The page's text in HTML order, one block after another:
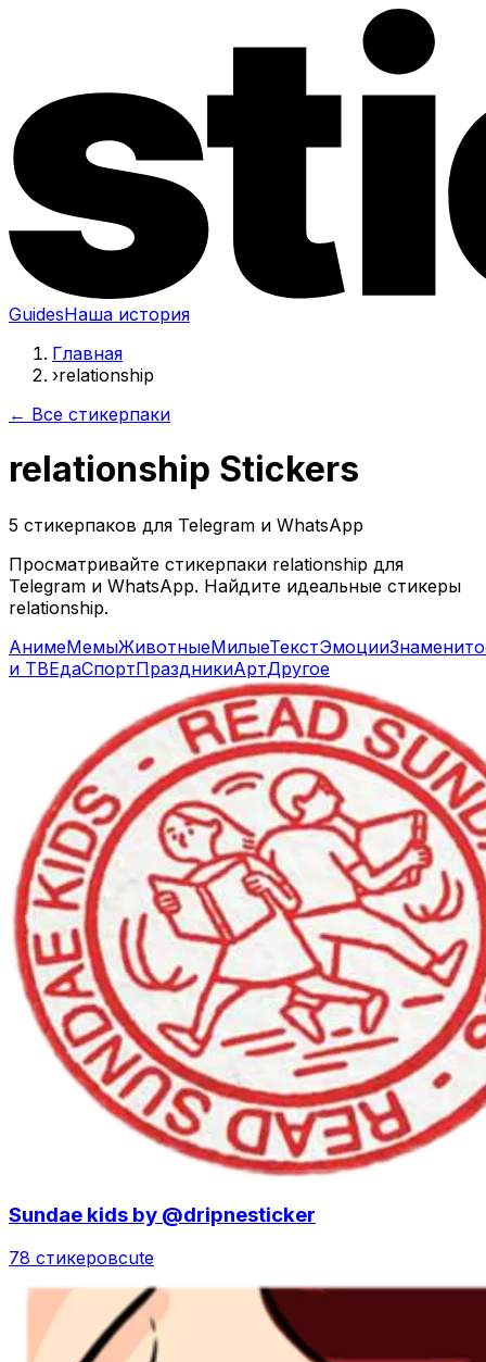
GuidesНаша история
Главная
›relationship
← Все стикерпаки
relationship Stickers
5 стикерпаков для Telegram и WhatsApp
Просматривайте стикерпаки relationship для
Telegram и WhatsApp. Найдите идеальные стикеры
relationship.
АнимеМемыЖивотныеМилыеТекстЭмоции
и ТВЕдаСпортПраздникиАртДругое
Sundae kids by @dripnesticker
78 стикеровcute